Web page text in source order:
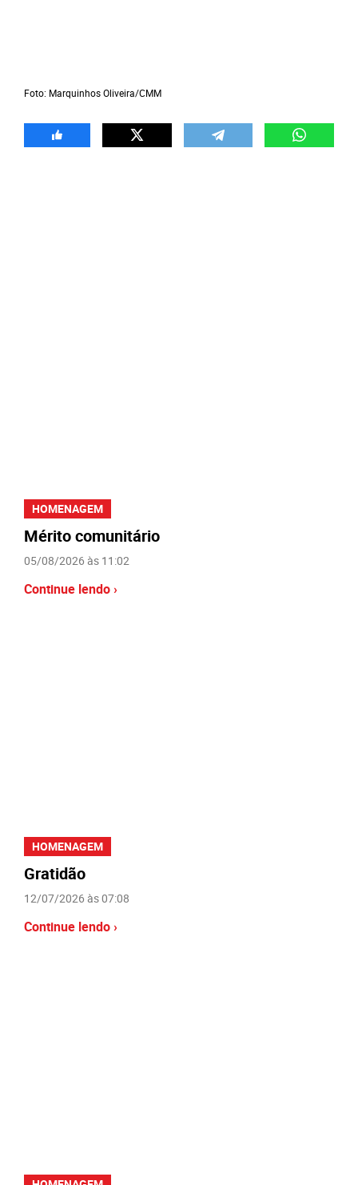
Foto: Marquinhos Oliveira/CMM
HOMENAGEM
Mérito comunitário
05/08/2026 às 11:02
Continue lendo ›
HOMENAGEM
Gratidão
12/07/2026 às 07:08
Continue lendo ›